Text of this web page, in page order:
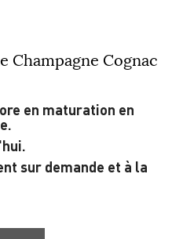
Champagne Cognac
en maturation en
sur demande et à la